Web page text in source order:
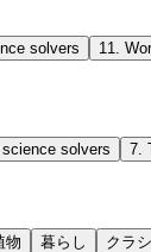
solvers 11.
solvers 7
物 暮らし クラ